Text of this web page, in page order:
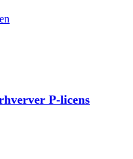
P-licens